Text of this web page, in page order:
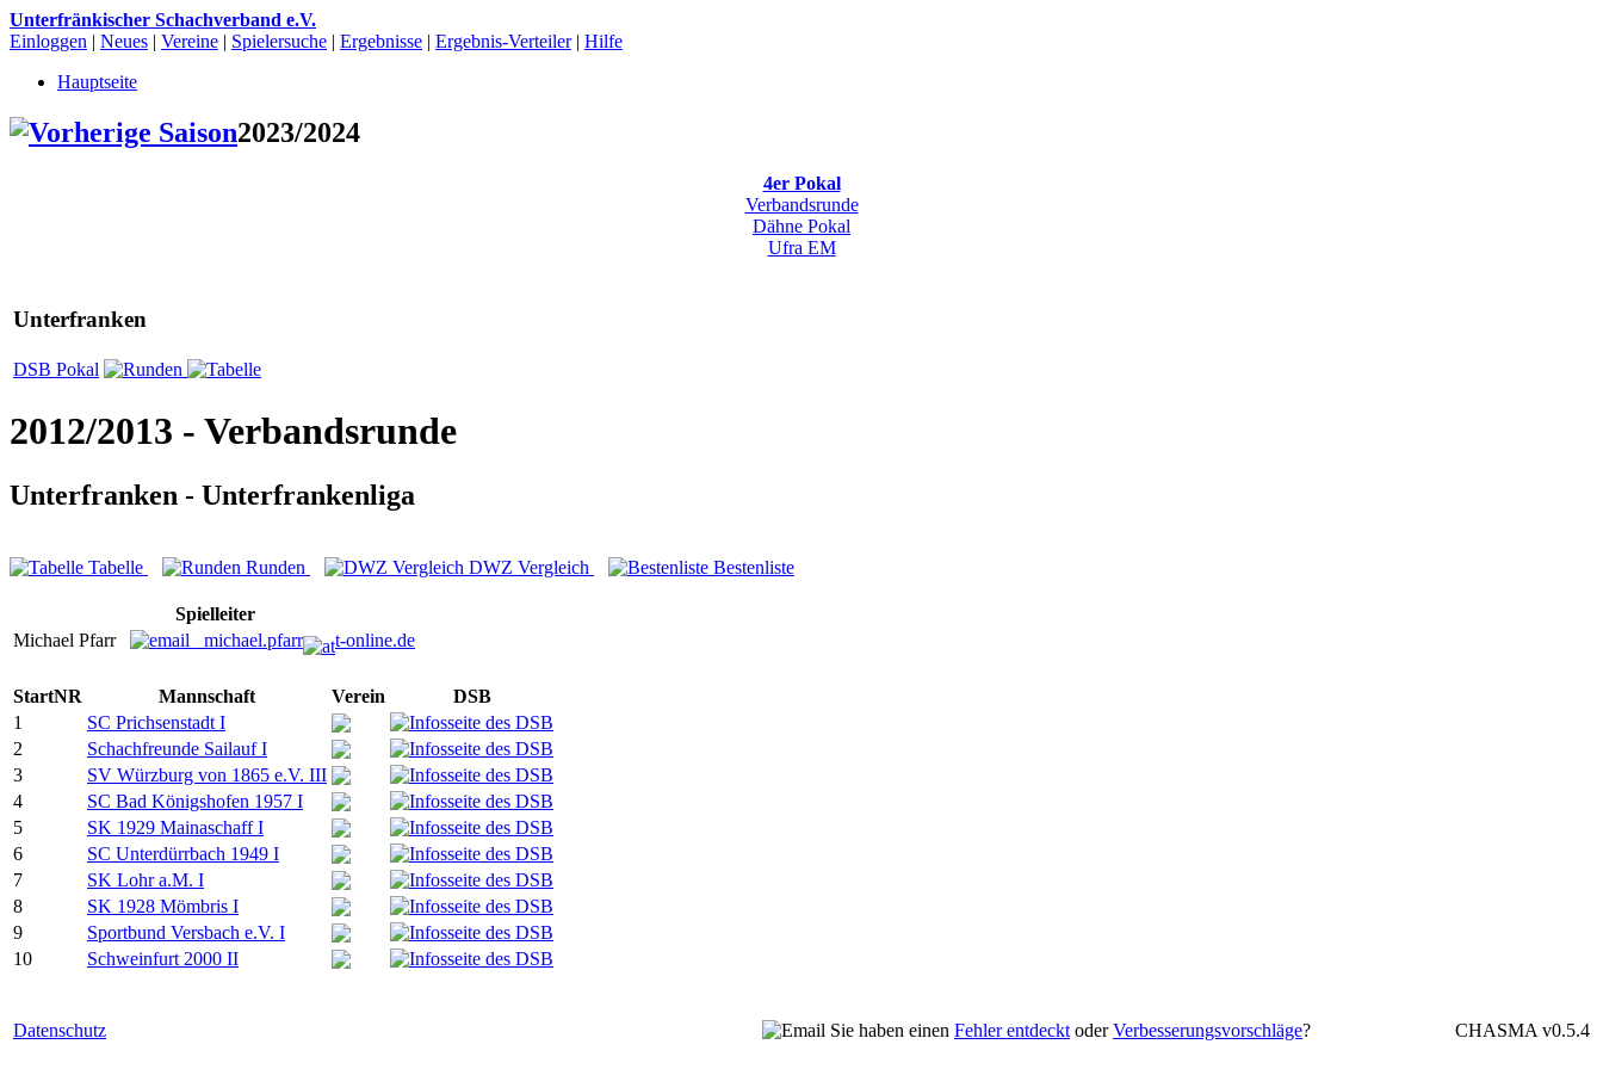
Unterfränkischer Schachverband e.V.
Einloggen | Neues | Vereine | Spielersuche | Ergebnisse | Ergebnis-Verteiler| Hilfe
Hauptseite
2023/2024
4er Pokal
Verbandsrunde
Dähne Pokal
Ufra EM
Unterfranken
DSB Pokal
2012/2013 - Verbandsrunde
Unterfranken - Unterfrankenliga
Tabelle Runden DWZ Vergleich Bestenliste
Spielleiter
Michael Pfarr
michael.pfarr t-online.de
StartNR Mannschaft Verein
DSB
1
SC Prichsenstadt I
2
Schachfreunde Sailauf I
3
SV Würzburg von 1865 e.V. III
4
SC Bad Königshofen 1957 I
5
SK 1929 Mainaschaff I
6
SC Unterdürrbach 1949 I
7
SK Lohr a.M. I
8
SK 1928 Mömbris I
9
Sportbund Versbach e.V. I
10
Schweinfurt 2000 II
Datenschutz Sie haben einen Fehler entdeckt oderVerbesserungsvorschläge? CHASMA v0.5.4